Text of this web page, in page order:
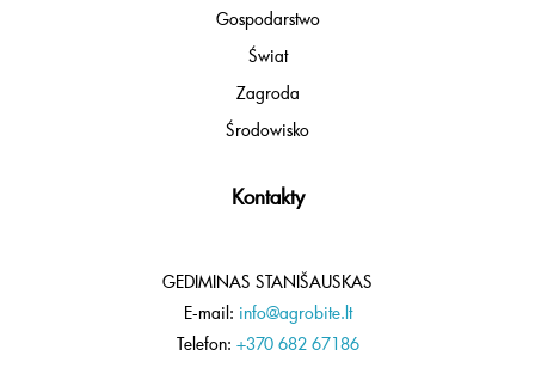
Gospodarstwo
Świat
Zagroda
Środowisko
Kontakty
GEDIMINAS STANIŠAUSKAS
E-mail: info@agrobite.lt
Telefon: +370 682 67186